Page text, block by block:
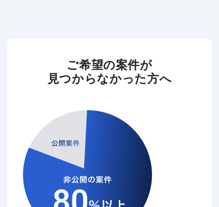
ご希望の案件が
見つからなかった方へ